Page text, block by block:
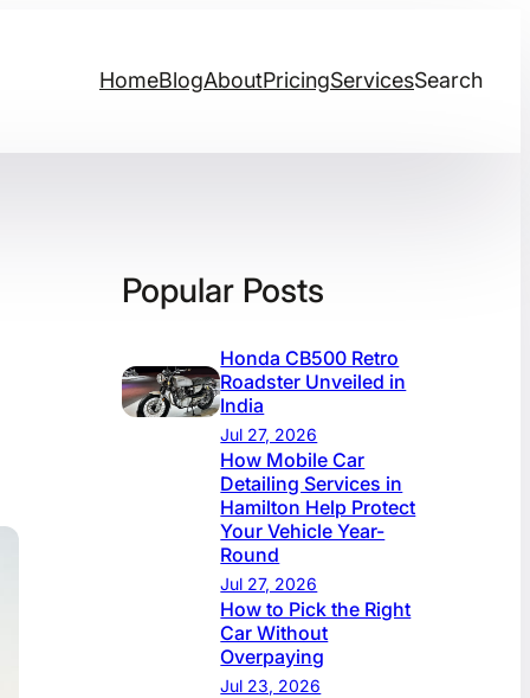
HomeBlogAboutPricingServicesSearch
Popular Posts
Honda CB500 Retro
Roadster Unveiled in
India
Jul 27, 2026
How Mobile Car
Detailing Services in
Hamilton Help Protect
Your Vehicle Year-
Round
Jul 27, 2026
How to Pick the Right
Car Without
Overpaying
Jul 23, 2026